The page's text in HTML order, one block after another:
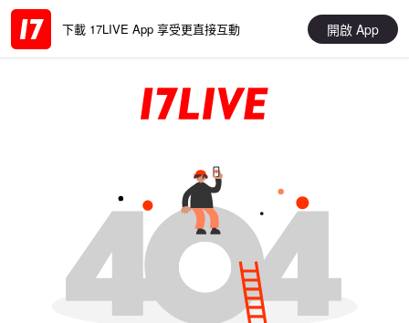
下載 17LIVE App 享受更直接互動 開啟 App